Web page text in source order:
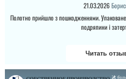
Чудове поєднання
стилю та якості!
Дверима повністю
задоволені- покриття без
надійно, не дзеленчить
при закриванні. Дякуємо
21.03.2026
Полотно прийшло з пошкодженнями.
подряпини і
Читать